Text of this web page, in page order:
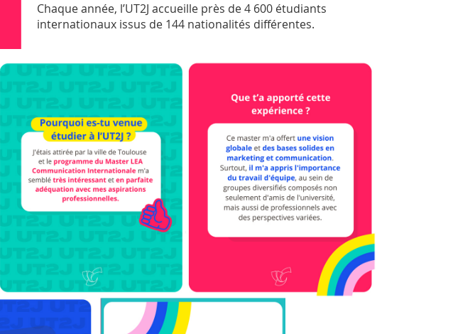
Chaque année, l’UT2J accueille près de 4 600 étudiants
internationaux issus de 144 nationalités différentes.